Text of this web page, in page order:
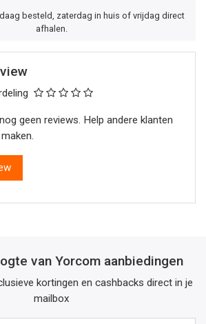
besteld, zaterdag in huis of vrijdag direct
afhalen.
geen reviews. Help andere klanten
van Yorcom aanbiedingen
kortingen en cashbacks direct in je
mailbox